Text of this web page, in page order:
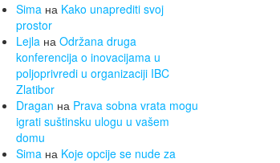
Simaна Kako unaprediti svoj
prostor
Lejlaна Održana druga
konferencija o inovacijama u
poljoprivredi u organizaciji IBC
Zlatibor
Dragan на Prava sobna vrata mogu
igrati suštinsku ulogu u vašem
domu
Simaна Koje opcije se nude za